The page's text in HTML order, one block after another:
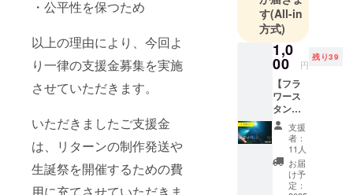
・公平性を保つため
以上の理由により、今回よ
り一律の支援金募集を実施
させていただきます。
いただきましたご支援金
は、リターンの制作発送や
生誕祭を開催するための費
す(All-in
方式)
1,0
00 円
残り39
【フラ
ワース
タンド
お名前
掲載
(小)】
フラ
ワース
タンド
支援
者：
11人
お届
け予
定：